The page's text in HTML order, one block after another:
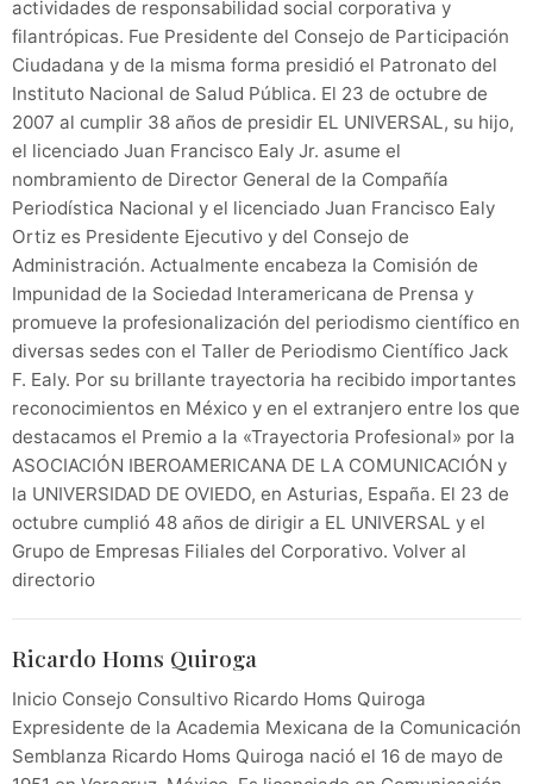
actividades de responsabilidad social corporativa y
filantrópicas. Fue Presidente del Consejo de Participación
Ciudadana y de la misma forma presidió el Patronato del
Instituto Nacional de Salud Pública. El 23 de octubre de
2007 al cumplir 38 años de presidir EL UNIVERSAL, su hijo,
el licenciado Juan Francisco Ealy Jr. asume el
nombramiento de Director General de la Compañía
Periodística Nacional y el licenciado Juan Francisco Ealy
Ortiz es Presidente Ejecutivo y del Consejo de
Administración. Actualmente encabeza la Comisión de
Impunidad de la Sociedad Interamericana de Prensa y
promueve la profesionalización del periodismo científico en
diversas sedes con el Taller de Periodismo Científico Jack
F. Ealy. Por su brillante trayectoria ha recibido importantes
reconocimientos en México y en el extranjero entre los que
destacamos el Premio a la «Trayectoria Profesional» por la
ASOCIACIÓN IBEROAMERICANA DE LA COMUNICACIÓN y
la UNIVERSIDAD DE OVIEDO, en Asturias, España. El 23 de
octubre cumplió 48 años de dirigir a EL UNIVERSAL y el
Grupo de Empresas Filiales del Corporativo. Volver al
directorio
Ricardo Homs Quiroga
Inicio Consejo Consultivo Ricardo Homs Quiroga
Expresidente de la Academia Mexicana de la Comunicación
Semblanza Ricardo Homs Quiroga nació el 16 de mayo de